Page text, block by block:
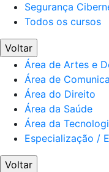
Segurança
Todos os cursos
Voltar
Área de Artes e
Área de
Área do Direito
Área da Saúde
Área da
Especialização /
Voltar